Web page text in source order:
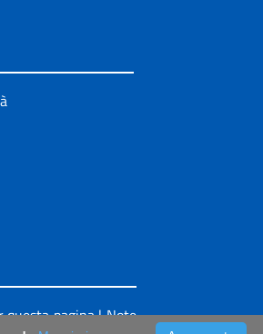
questa pagina|Note